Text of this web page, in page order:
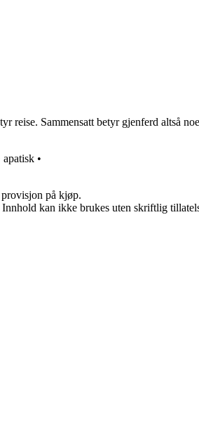
reise. Sammensatt betyr gjenferd altså
apatisk •
på kjøp.
kan ikke brukes uten skriftlig